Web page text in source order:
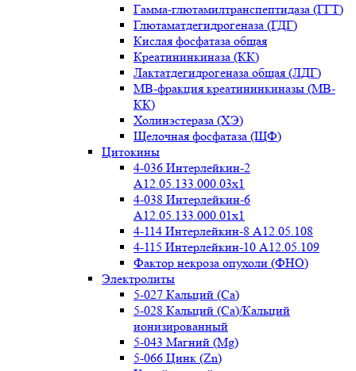
Гамма-глютамилтранспептидаза (ГГТ)
Глютаматдегидрогеназа (ГДГ)
Кислая фосфатаза общая
Креатининкиназа (КК)
Лактатдегидрогеназа общая (ЛДГ)
МВ-фракция креатининкиназы (МВ-
КК)
Холинэстераза (ХЭ)
Щелочная фосфатаза (ЩФ)
Цитокины
4-036 Интерлейкин-2
A12.05.133.000.03x1
4-038 Интерлейкин-6
A12.05.133.000.01x1
4-114 Интерлейкин-8 A12.05.108
4-115 Интерлейкин-10 A12.05.109
Фактор некроза опухоли (ФНО)
Электролиты
5-027 Кальций (Ca)
5-028 Кальций (Ca)/Кальций
ионизированный
5-043 Магний (Mg)
5-066 Цинк (Zn)